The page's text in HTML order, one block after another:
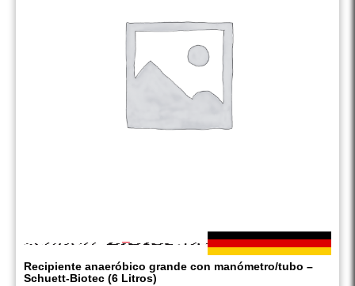
Recipiente anaeróbico grande con manómetro/tubo –
Schuett-Biotec (6 Litros)